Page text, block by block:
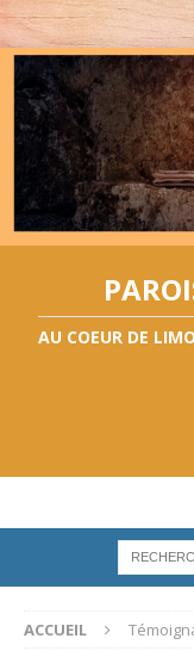
AU COEUR DE
ACCUEIL